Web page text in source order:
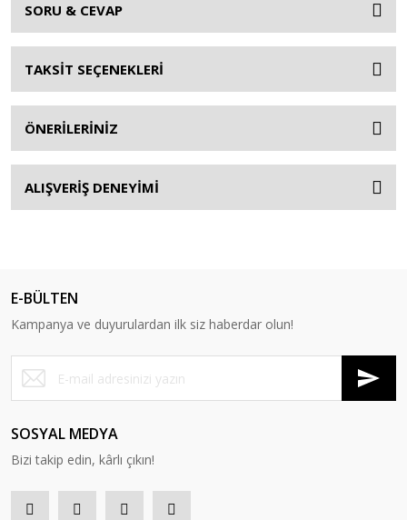
SORU & CEVAP
TAKSİT SEÇENEKLERİ
ÖNERİLERİNİZ
ALIŞVERİŞ DENEYİMİ
E-BÜLTEN
Kampanya ve duyurulardan ilk siz haberdar olun!
SOSYAL MEDYA
Bizi takip edin, kârlı çıkın!